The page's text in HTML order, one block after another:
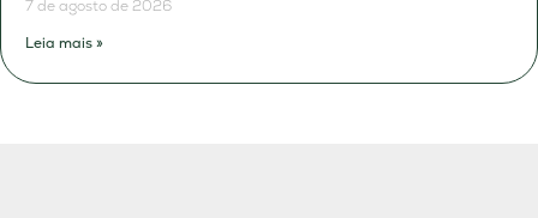
7 de agosto de 2026
Leia mais »